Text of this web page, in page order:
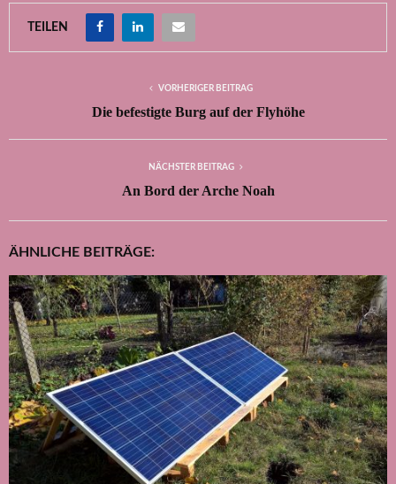
TEILEN
VORHERIGER BEITRAG
Die befestigte Burg auf der Flyhöhe
NÄCHSTER BEITRAG
An Bord der Arche Noah
ÄHNLICHE BEITRÄGE: